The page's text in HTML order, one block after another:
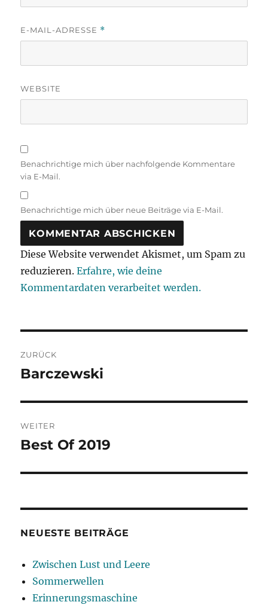
E-MAIL-ADRESSE *
WEBSITE
Benachrichtige mich über nachfolgende Kommentare
via E-Mail.
Benachrichtige mich über neue Beiträge via E-Mail.
Diese Website verwendet Akismet, um Spam zu
reduzieren.Erfahre, wie deine
Kommentardaten verarbeitet werden.
ZURÜCK
Vorheriger
Barczewski
WEITER
Nächster
Best Of 2019
NEUESTE BEITRÄGE
Zwischen Lust und Leere
Sommerwellen
Erinnerungsmaschine